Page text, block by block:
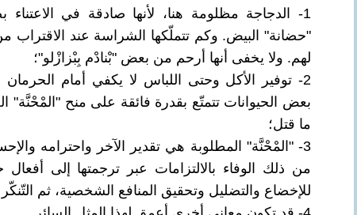
1- الدجاجة مظلومة هنا، لأنها صادقة في الاعتناء
"حضانة" البيض. وكم تتملّكها الشراسة عند الاقتراب
لهم. ولا يخفى أنها أرحم من بعض "بْنادْم بِبْزازْلو"؛
2- توفير الأكل وحتى اللباس لا يكفي أمام
بعض الحيوانات تتمتّع بقدرة فائقة على منح "المْحْنَّة"
ما قتل؛
3- "المْحْنَّة" المطلوبة هي تقدير الآخر واحترامه
من ذلك الوفاء بالالتزامات عبر ترجمتها إلى
للإخضاع والتضليل وتحقيق المنافع الشخصية، ثم